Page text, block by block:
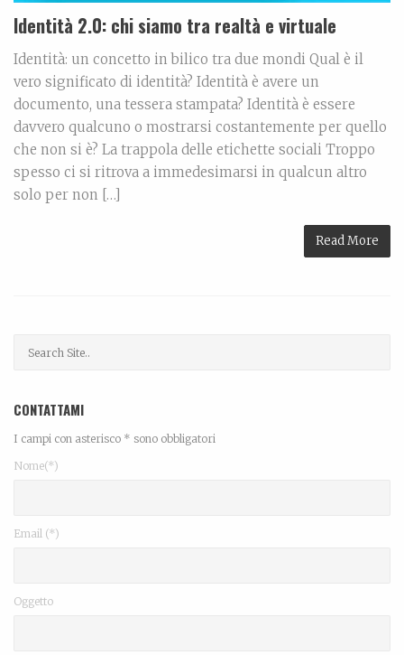
Identità 2.0: chi siamo tra realtà e virtuale
Identità: un concetto in bilico tra due mondi Qual è il
vero significato di identità? Identità è avere un
documento, una tessera stampata? Identità è essere
davvero qualcuno o mostrarsi costantemente per quello
che non si è? La trappola delle etichette sociali Troppo
spesso ci si ritrova a immedesimarsi in qualcun altro
solo per non […]
Read More
CONTATTAMI
I campi con asterisco * sono obbligatori
Nome(*)
Email (*)
Oggetto